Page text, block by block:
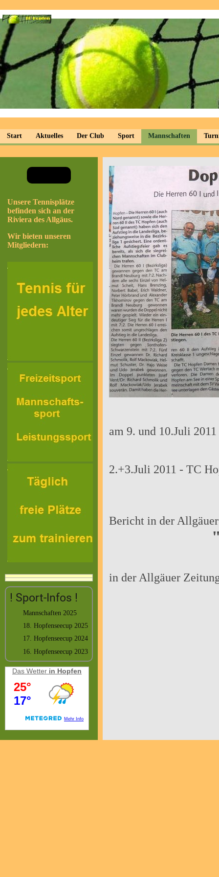
Start Aktuelles Der Club Sport Mannschaften
Unsere Tennisplätze
befinden sich an der
Riviera des Allgäus.
Wir bieten unseren
Mitgliedern:
! Sport-Infos !
Mannschaften 2025
18. Hopfenseecup 2025
17. Hopfenseecup 2024
16. Hopfenseecup 2023
Das Wetter in Hopfen
am 9. und 10.Juli 2011
2.+3.Juli 2011 - TC
Bericht in der
in der Allgäuer